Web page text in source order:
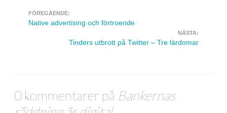
Navigera inlägg
FÖREGÅENDE:
Native advertising och förtroende
NÄSTA:
Tinders utbrott på Twitter – Tre lärdomar
0 kommentarer på Bankernas